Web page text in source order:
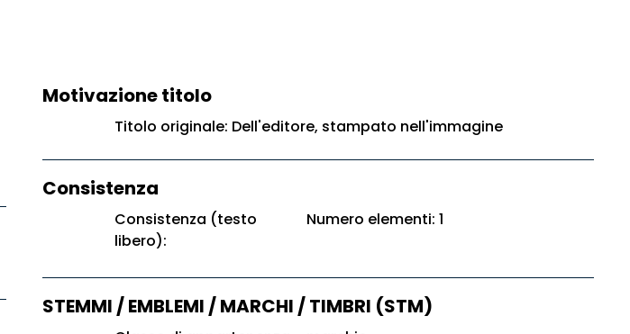
Motivazione titolo
Titolo originale: Dell'editore, stampato nell'immagine
Consistenza
Consistenza (testo
libero):
Numero elementi: 1
STEMMI / EMBLEMI / MARCHI / TIMBRI (STM)